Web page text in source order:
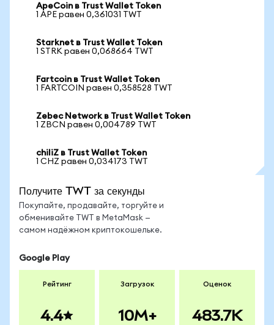
ApeCoin в Trust Wallet Token
1 APE равен 0,361031 TWT
Starknet в Trust Wallet Token
1 STRK равен 0,068664 TWT
Fartcoin в Trust Wallet Token
1 FARTCOIN равен 0,358528 TWT
Zebec Network в Trust Wallet Token
1 ZBCN равен 0,004789 TWT
chiliZ в Trust Wallet Token
1 CHZ равен 0,034173 TWT
Получите TWT за секунды
Покупайте, продавайте, торгуйте и
обменивайте TWT в MetaMask —
самом надёжном криптокошельке.
Google Play
Рейтинг
4.4
Загрузок
10M+
Оценок
483.7K